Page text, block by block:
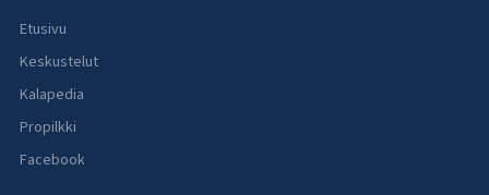
Etusivu
Keskustelut
Kalapedia
Propilkki
Facebook